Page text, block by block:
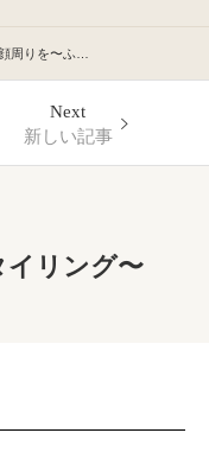
顔周りを〜ふわっとスタイリング〜
Next
新しい記事
イリング〜